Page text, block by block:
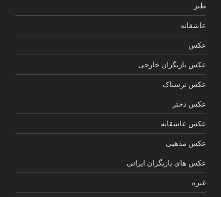
طنز
عاشقانه
عکس
عکس بازیگران خارجی
عکس ترسناک
عکس دختر
عکس عاشقانه
عکس مذهبی
عکس های بازیگران ایرانی
غیره